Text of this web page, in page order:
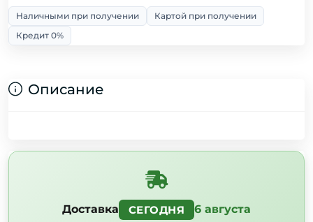
Наличными при получении
Картой при получении
Кредит 0%
Описание
Доставка СЕГОДНЯ
6 августа